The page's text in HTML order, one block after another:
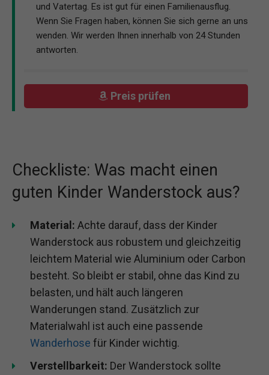
und Vatertag. Es ist gut für einen Familienausflug.
Wenn Sie Fragen haben, können Sie sich gerne an uns
wenden. Wir werden Ihnen innerhalb von 24 Stunden
antworten.
Preis prüfen
Checkliste: Was macht einen
guten Kinder Wanderstock aus?
Material: Achte darauf, dass der Kinder
Wanderstock aus robustem und gleichzeitig
leichtem Material wie Aluminium oder Carbon
besteht. So bleibt er stabil, ohne das Kind zu
belasten, und hält auch längeren
Wanderungen stand. Zusätzlich zur
Materialwahl ist auch eine passende
Wanderhose für Kinder wichtig.
Verstellbarkeit: Der Wanderstock sollte